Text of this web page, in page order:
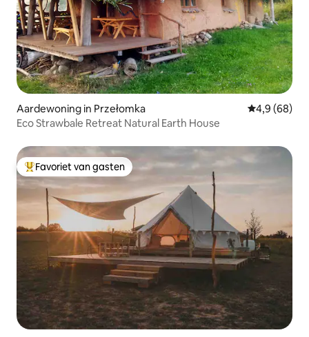
Aardewoning in Przełomka Gemiddelde
4,9 (68)
Eco Strawbale Retreat Natural Earth House
Topfavoriet van gasten
Favoriet van gasten